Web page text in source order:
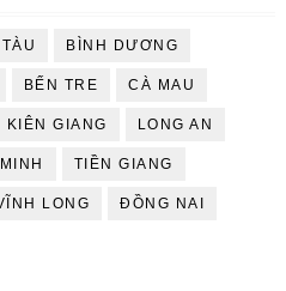
BÌNH DƯƠNG
BẾN TRE CÀ MAU
KIÊN GIANG LONG AN
TIỀN GIANG
LONG ĐỒNG NAI